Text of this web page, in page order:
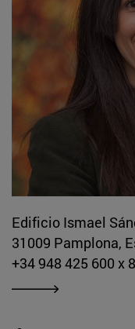
Edificio Ismael
31009 Pamplona,
+34 948 425 600 x